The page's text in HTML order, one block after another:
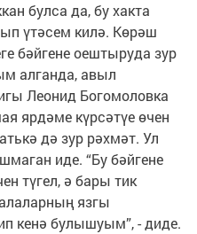
булса да, бу хакта
үтәсем килә. Көрәш
бәйгене оештыруда зур
алганда, авыл
Леонид Богомоловка
ярдәме күрсәтүе өчен
дә зур рәхмәт. Ул
иде. “Бу бәйгене
түгел, ә бары тик
язгы
кенә булышуым”, - диде.